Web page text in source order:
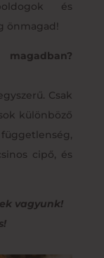
és
önmagad!
Csak
különböző
cipő, és
vagyunk!